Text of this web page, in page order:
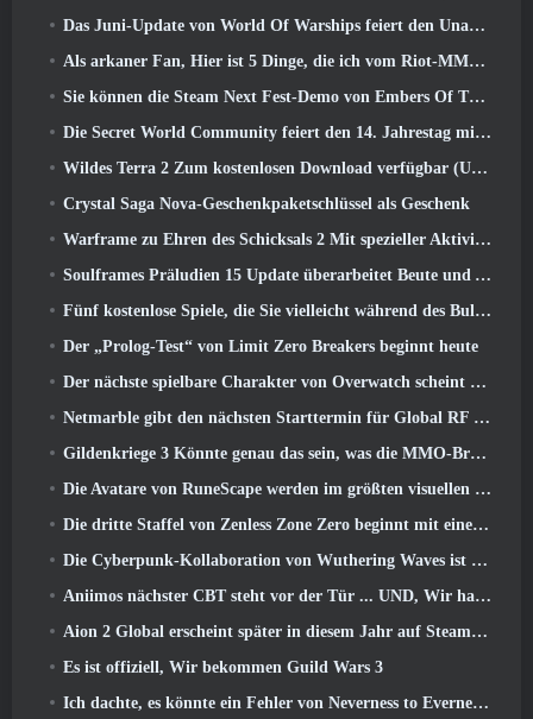
Das Juni-Update von World Of Warships feiert den Unabhängigkeitstag der USA mit einer neuen Erzählkampagne
Als arkaner Fan, Hier ist 5 Dinge, die ich vom Riot-MMO sehen möchte
Sie können die Steam Next Fest-Demo von Embers Of The Uncrowned Tomorrow vorab herunterladen
Die Secret World Community feiert den 14. Jahrestag mit einem Rätsel, das sie gemeinsam lösen müssen
Wildes Terra 2 Zum kostenlosen Download verfügbar (Und behalten) Für eine begrenzte Zeit
Crystal Saga Nova-Geschenkpaketschlüssel als Geschenk
Warframe zu Ehren des Schicksals 2 Mit spezieller Aktivität und Titel im Spiel
Soulframes Präludien 15 Update überarbeitet Beute und Angeln
Fünf kostenlose Spiele, die Sie vielleicht während des Bullet Fests ausprobieren möchten
Der „Prolog-Test“ von Limit Zero Breakers beginnt heute
Der nächste spielbare Charakter von Overwatch scheint ein überarbeiteter Cyborg-Verbrecherboss zu sein
Netmarble gibt den nächsten Starttermin für Global RF Online bekannt
Gildenkriege 3 Könnte genau das sein, was die MMO-Branche gerade braucht
Die Avatare von RuneScape werden im größten visuellen Update des Spiels der letzten zehn Jahre überarbeitet
Die dritte Staffel von Zenless Zone Zero beginnt mit einer Reise zu einer Bangboo-Insel im Himmel, Und zur Steam-Plattform
Die Cyberpunk-Kollaboration von Wuthering Waves ist genau das, was ich mir von meinen Videospiel-Crossover-Events erwarte
Aniimos nächster CBT steht vor der Tür ... UND, Wir haben ein offizielles Startfenster
Aion 2 Global erscheint später in diesem Jahr auf Steam und Purple
Es ist offiziell, Wir bekommen Guild Wars 3
Ich dachte, es könnte ein Fehler von Neverness to Everness sein, das Porsche Collab Gacha Event so früh zu veranstalten, Aber ich habe mich geirrt